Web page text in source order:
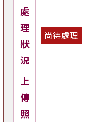
處
理
狀
況
尚待處理
上
傳
照